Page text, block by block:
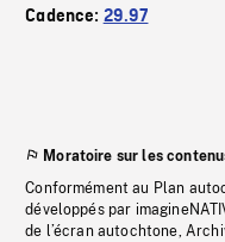
Cadence: 29.97
Moratoire sur les
Conformément au Plan
développés par
de l’écran autochtone,